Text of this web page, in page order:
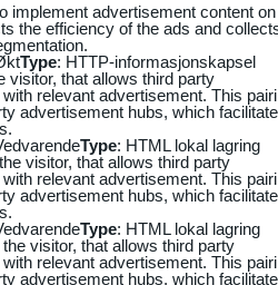
implement advertisement content on
the efficiency of the ads and
Type: HTTP-informasjonskapsel
visitor, that allows third party
relevant advertisement. This
advertisement hubs, which
Type: HTML lokal lagring
visitor, that allows third party
relevant advertisement. This
advertisement hubs, which
Type: HTML lokal lagring
visitor, that allows third party
relevant advertisement. This
advertisement hubs, which